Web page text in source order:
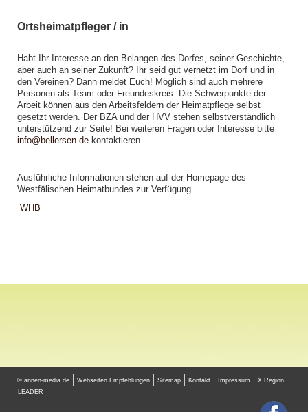
Ortsheimatpfleger / in
Habt Ihr Interesse an den Belangen des Dorfes, seiner Geschichte,
aber auch an seiner Zukunft? Ihr seid gut vernetzt im Dorf und in
den Vereinen? Dann meldet Euch! Möglich sind auch mehrere
Personen als Team oder Freundeskreis. Die Schwerpunkte der
Arbeit können aus den Arbeitsfeldern der Heimatpflege selbst
gesetzt werden. Der BZA und der HVV stehen selbstverständlich
unterstützend zur Seite! Bei weiteren Fragen oder Interesse bitte
info@bellersen.de kontaktieren.
Ausführliche Informationen stehen auf der Homepage des
Westfälischen Heimatbundes zur Verfügung.
WHB
© annen-media.de Webseiten Empfehlungen Sitemap Kontakt Impressum
X Region
LEADER